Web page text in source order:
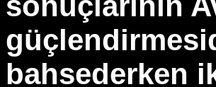
bahsederken